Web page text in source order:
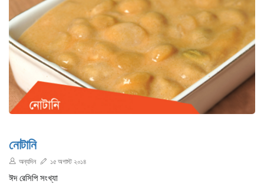
নোটানি
অন্যদিন ১৫ অগাস্ট ২০১৪
ঈদ রেসিপি সংখ্যা